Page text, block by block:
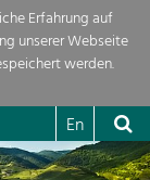
Erfahrung auf
unserer Webseite
werden.
En

Deshalb
Für
schon werden alle